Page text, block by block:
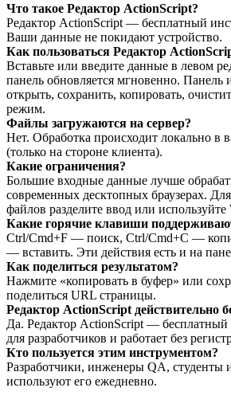
Что такое Редактор ActionScript?
Редактор ActionScript — бесплатный
Ваши данные не покидают устройство.
Как пользоваться Редактор
Вставьте или введите данные в левом
панель обновляется мгновенно. Панель
открыть, сохранить, копировать,
режим.
Файлы загружаются на сервер?
Нет. Обработка происходит локально в
(только на стороне клиента).
Какие ограничения?
Большие входные данные лучше
современных десктопных браузерах.
файлов разделите ввод или используйте
Какие горячие клавиши
Ctrl/Cmd+F — поиск, Ctrl/Cmd+C —
— вставить. Эти действия есть и на
Как поделиться результатом?
Нажмите «копировать в буфер» или
поделиться URL страницы.
Редактор ActionScript действительно
Да. Редактор ActionScript — бесплатный
для разработчиков и работает без
Кто пользуется этим инструментом?
Разработчики, инженеры QA, студенты
используют его ежедневно.